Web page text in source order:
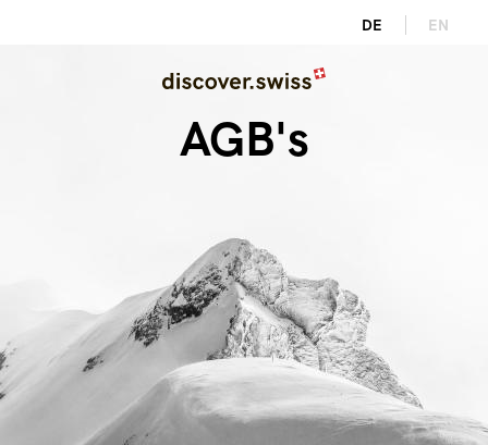
DE EN
AGB's